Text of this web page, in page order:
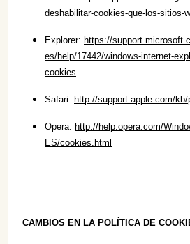
deshabilitar-cookies-que-los-sitios-
Explorer: https://
es/help/17442/windows-internet-
cookies
Safari: http://support.apple.com/kb/
Opera: http://help.opera.com/
ES/cookies.html
CAMBIOS EN LA POLÍTICA DE